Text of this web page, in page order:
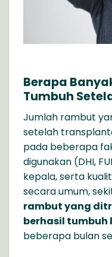
Berapa
Tumbuh
Jumlah rambut
setelah
pada beberapa
digunakan (DHI,
kepala, serta
secara umum,
rambut yang
berhasil tumbuh
beberapa bulan